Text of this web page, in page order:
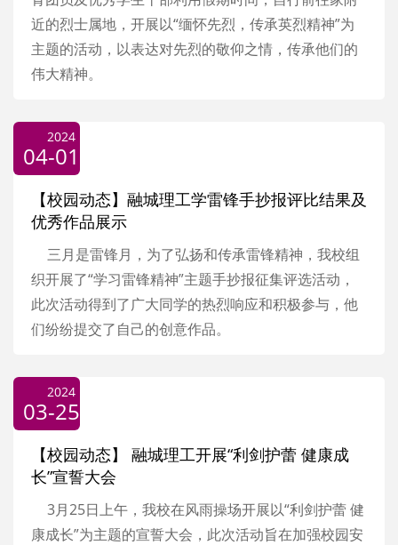
近的烈士属地，开展以“缅怀先烈，传承英烈精神”为
主题的活动，以表达对先烈的敬仰之情，传承他们的
伟大精神。
2024
04-01
【校园动态】融城理工学雷锋手抄报评比结果及
优秀作品展示
三月是雷锋月，为了弘扬和传承雷锋精神，我校组
织开展了“学习雷锋精神”主题手抄报征集评选活动，
此次活动得到了广大同学的热烈响应和积极参与，他
们纷纷提交了自己的创意作品。
2024
03-25
【校园动态】 融城理工开展“利剑护蕾 健康成
长”宣誓大会
3月25日上午，我校在风雨操场开展以“利剑护蕾 健
康成长”为主题的宣誓大会，此次活动旨在加强校园安